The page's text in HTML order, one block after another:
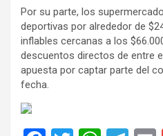
Por su parte, los
deportivas por alrededor de
inflables cercanas a los
descuentos directos de entre
apuesta por captar parte del
fecha.